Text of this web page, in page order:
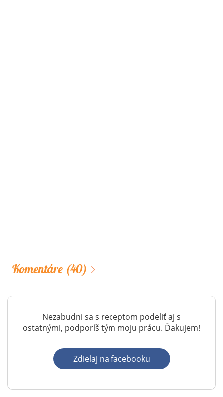
Komentáre (40)
Nezabudni sa s receptom podeliť aj s
ostatnými, podporíš tým moju prácu. Ďakujem!
Zdielaj na facebooku